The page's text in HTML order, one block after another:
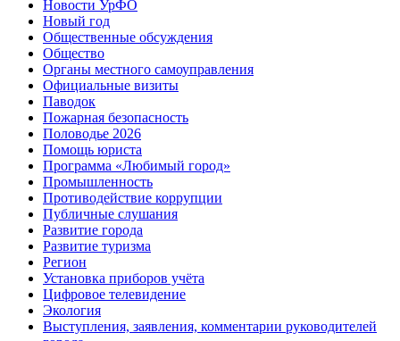
Новости УрФО
Новый год
Общественные обсуждения
Общество
Органы местного самоуправления
Официальные визиты
Паводок
Пожарная безопасность
Половодье 2026
Помощь юриста
Программа «Любимый город»
Промышленность
Противодействие коррупции
Публичные слушания
Развитие города
Развитие туризма
Регион
Установка приборов учёта
Цифровое телевидение
Экология
Выступления, заявления, комментарии руководителей